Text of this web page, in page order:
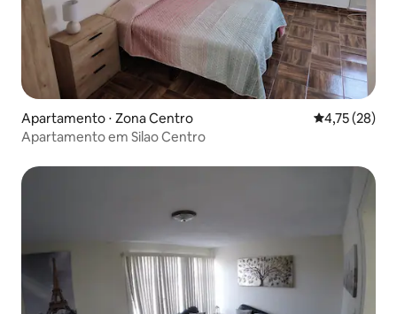
Apartamento ⋅ Zona Centro 4,75 de uma
4,75 (28)
Apartamento em Silao Centro